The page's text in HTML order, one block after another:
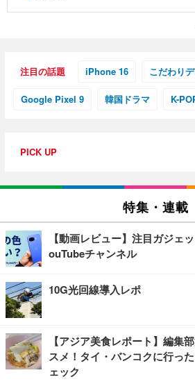
注目の話題 iPhone 16 こだわり
Google Pixel 9 韓国ドラマ K-
PICK UP
特集・連載
【動画レビュー】注目ガジェ
ouTubeチャンネル
10G光回線導入レポ
【アジア美食レポート】編集
スメ！タイ・バンコクに行っ
ェック